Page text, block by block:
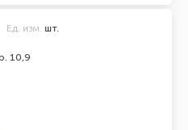
10,9
Ед. изм. шт.